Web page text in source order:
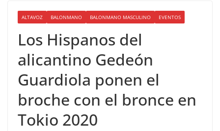
ALTAVOZ BALONMANO BALONMANO MASCULINO EVENTOS
Los Hispanos del
alicantino Gedeón
Guardiola ponen el
broche con el bronce en
Tokio 2020